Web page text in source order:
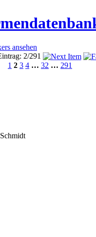
ansehen
2/291
1 2 3 4 … 32 … 291